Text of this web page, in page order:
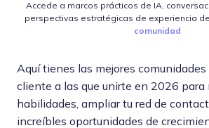
Accede a marcos prácticos de IA,
perspectivas estratégicas de experiencia
comunidad
Aquí tienes las mejores comunidades
cliente a las que unirte en 2026 para
habilidades, ampliar tu red de
increíbles oportunidades de